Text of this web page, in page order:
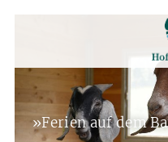
»Ferien auf dem